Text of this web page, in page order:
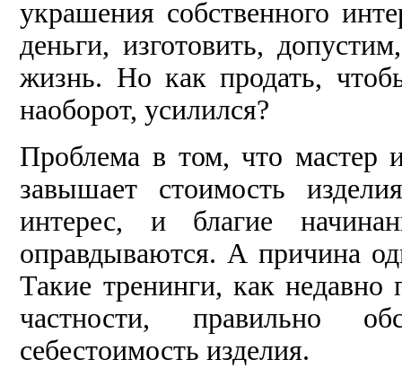
украшения собственного
деньги, изготовить,
жизнь. Но как продать,
наоборот, усилился?
Проблема в том, что мастер
завышает стоимость
интерес, и благие
оправдываются. А причина
Такие тренинги, как
частности, правильно
себестоимость изделия.